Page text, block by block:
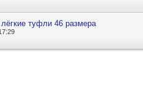
туфли 46 размера